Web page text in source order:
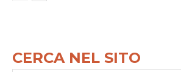
CERCA NEL SITO